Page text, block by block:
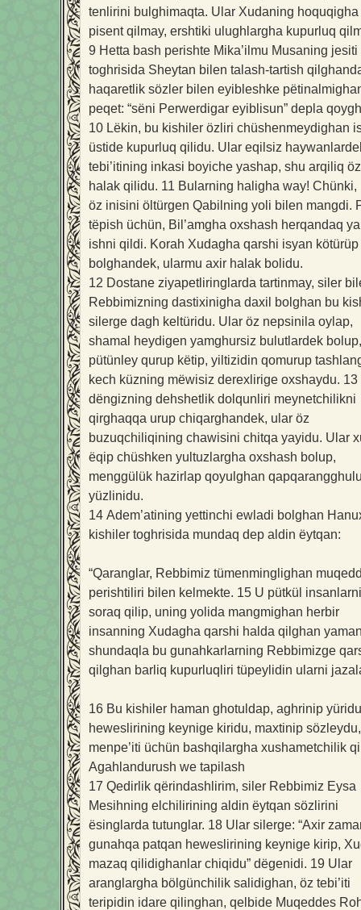
tenlirini bulghimaqta. Ular Xudaning hoquqigha
pisent qilmay, ershtiki ulughlargha kupurluq
9 Hetta bash perishte Mika’ilmu Musaning jesiti
toghrisida Sheytan bilen talash-tartish
haqaretlik sözler bilen eyibleshke
peqet: “sëni Perwerdigar eyiblisun” depla
10 Lëkin, bu kishiler özliri chüshenmeydighan
üstide kupurluq qilidu. Ular eqilsiz
tebi’itining inkasi boyiche yashap, shu arqiliq
halak qilidu. 11 Bularning haligha way! Chünki,
öz inisini öltürgen Qabilning yoli bilen mangdi.
tëpish üchün, Bil’amgha oxshash herqandaq
ishni qildi. Korah Xudagha qarshi isyan
bolghandek, ularmu axir halak bolidu.
12 Dostane ziyapetliringlarda tartinmay, siler
Rebbimizning dastixinigha daxil bolghan bu
silerge dagh keltüridu. Ular öz nepsinila oylap,
shamal heydigen yamghursiz bulutlardek bolup,
pütünley qurup këtip, yiltizidin qomurup
kech küzning mëwisiz derexlirige oxshaydu. 13
dëngizning dehshetlik dolqunliri meynetchilikni
qirghaqqa urup chiqarghandek, ular öz
buzuqchiliqining chawisini chitqa yayidu. Ular
ëqip chüshken yultuzlargha oxshash bolup,
menggülük hazirlap qoyulghan
yüzlinidu.
14 Adem’atining yettinchi ewladi bolghan
kishiler toghrisida mundaq dep aldin ëytqan:
“Qaranglar, Rebbimiz tümenminglighan
perishtiliri bilen kelmekte. 15 U pütkül insanlarni
soraq qilip, uning yolida mangmighan herbir
insanning Xudagha qarshi halda qilghan
shundaqla bu gunahkarlarning Rebbimizge
qilghan barliq kupurluqliri tüpeylidin ularni
16 Bu kishiler haman ghotuldap, aghrinip
heweslirining keynige kiridu, maxtinip
menpe’iti üchün bashqilargha xushametchilik
Agahlandurush we tapilash
17 Qedirlik qërindashlirim, siler Rebbimiz Eysa
Mesihning elchilirining aldin ëytqan sözlirini
ësinglarda tutunglar. 18 Ular silerge: “Axir
gunahqa patqan heweslirining keynige kirip,
mazaq qilidighanlar chiqidu” dëgenidi. 19 Ular
aranglargha bölgünchilik salidighan, öz tebi’iti
teripidin idare qilinghan, qelbide Muqeddes